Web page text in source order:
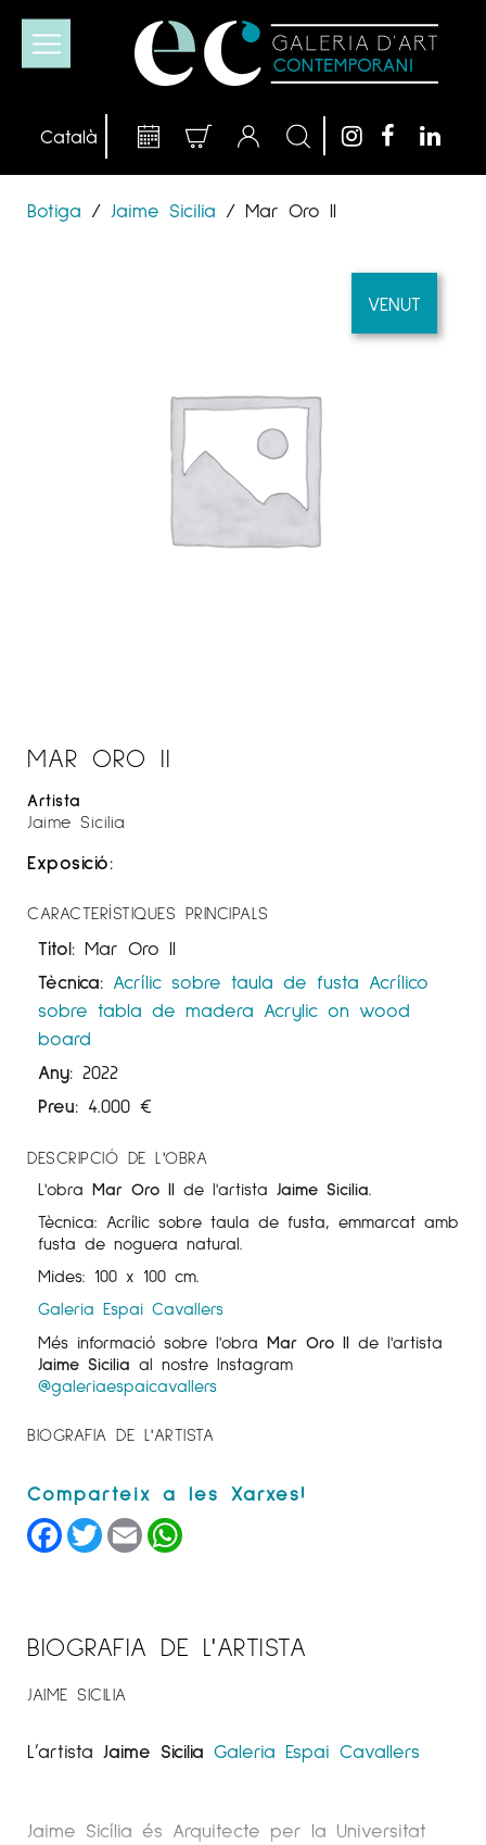
Botiga / Jaime Sicilia / Mar Oro II
VENUT
MAR ORO II
Artista
Jaime Sicilia
Exposició:
CARACTERÍSTIQUES PRINCIPALS
Títol: Mar Oro II
Tècnica: Acrílic sobre taula de fusta Acrílico
sobre tabla de madera Acrylic on wood
board
Any: 2022
Preu: 4.000 €
DESCRIPCIÓ DE L'OBRA
L'obra Mar Oro II de l'artista Jaime Sicilia.
Tècnica: Acrílic sobre taula de fusta, emmarcat amb
fusta de noguera natural.
Mides: 100 x 100 cm.
Galeria Espai Cavallers
Més informació sobre l'obra Mar Oro II de l'artista
Jaime Sicilia al nostre Instagram
@galeriaespaicavallers
BIOGRAFIA DE L'ARTISTA
Facebook
TwitterEmail
BIOGRAFIA DE L'ARTISTA
JAIME SICILIA
L’artista Jaime Sicilia Galeria Espai Cavallers
Jaime Sicília és Arquitecte per la Universitat